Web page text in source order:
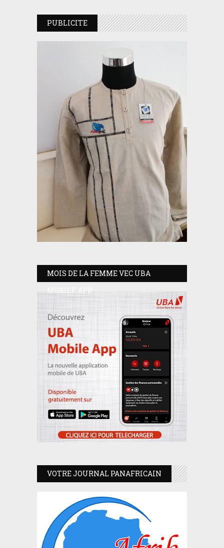
PUBLICITE
MOIS DE LA FEMME VEC UBA
MOBILE APP
VOTRE JOURNAL PANAFRICAIN